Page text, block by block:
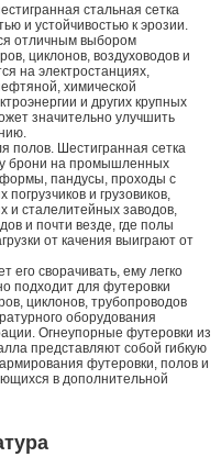
стальная сетка
и устойчивостью к эрозии.
отличным выбором
циклонов, воздуховодов и
на электростанциях,
химической
и других крупных
значительно улучшить
полов. Шестигранная сетка
брони на промышленных
пандусы, проходы с
и грузовиков,
и сталелитейных заводов,
и почти везде, где полы
от качения выиграют от
его сворачивать, ему легко
подходит для футеровки
циклонов, трубопроводов
оборудования
Огнеупорные футеровки из
представляют собой гибкую
футеровки, полов и
в дополнительной